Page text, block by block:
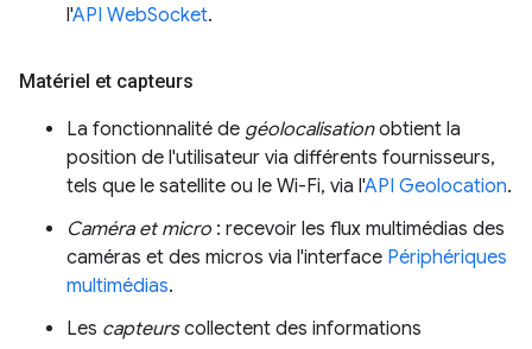
l'API WebSocket.
Matériel et capteurs
La fonctionnalité de géolocalisationobtient la
position de l'utilisateur via différents fournisseurs,
tels que le satellite ou le Wi-Fi, via l'API Geolocation.
Caméra et micro : recevoir les flux multimédias des
caméras et des micros via l'interface Périphériques
multimédias.
Les capteurscollectent des informations